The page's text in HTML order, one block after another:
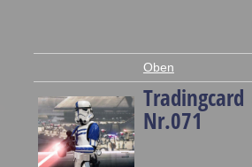
Oben
Tradingcard
Nr.071